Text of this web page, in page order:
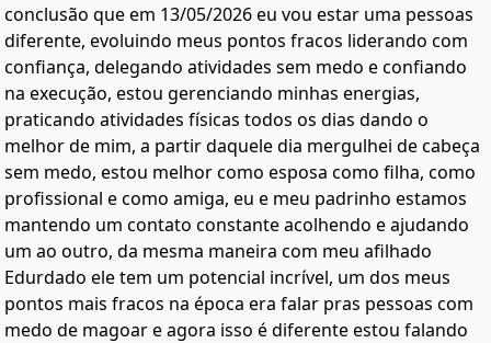
conclusão que em 13/05/2026 eu vou estar uma pessoas
diferente, evoluindo meus pontos fracos liderando com
confiança, delegando atividades sem medo e confiando
na execução, estou gerenciando minhas energias,
praticando atividades físicas todos os dias dando o
melhor de mim, a partir daquele dia mergulhei de cabeça
sem medo, estou melhor como esposa como filha, como
profissional e como amiga, eu e meu padrinho estamos
mantendo um contato constante acolhendo e ajudando
um ao outro, da mesma maneira com meu afilhado
Edurdado ele tem um potencial incrível, um dos meus
pontos mais fracos na época era falar pras pessoas com
medo de magoar e agora isso é diferente estou falando